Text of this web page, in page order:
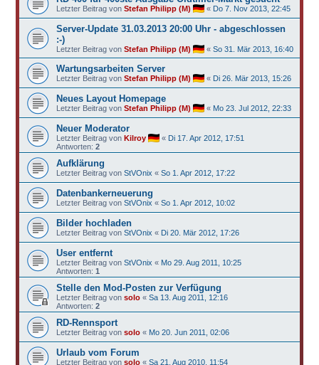
Letzter Beitrag von Stefan Philipp (M) « Do 7. Nov 2013, 22:45
Server-Update 31.03.2013 20:00 Uhr - abgeschlossen
:-)
Letzter Beitrag von Stefan Philipp (M) « So 31. Mär 2013, 16:40
Wartungsarbeiten Server
Letzter Beitrag von Stefan Philipp (M) « Di 26. Mär 2013, 15:26
Neues Layout Homepage
Letzter Beitrag von Stefan Philipp (M) « Mo 23. Jul 2012, 22:33
Neuer Moderator
Letzter Beitrag von Kilroy « Di 17. Apr 2012, 17:51
Antworten: 2
Aufklärung
Letzter Beitrag von StVOnix « So 1. Apr 2012, 17:22
Datenbankerneuerung
Letzter Beitrag von StVOnix « So 1. Apr 2012, 10:02
Bilder hochladen
Letzter Beitrag von StVOnix « Di 20. Mär 2012, 17:26
User entfernt
Letzter Beitrag von StVOnix « Mo 29. Aug 2011, 10:25
Antworten: 1
Stelle den Mod-Posten zur Verfügung
Letzter Beitrag von solo« Sa 13. Aug 2011, 12:16
Antworten: 2
RD-Rennsport
Letzter Beitrag von solo« Mo 20. Jun 2011, 02:06
Urlaub vom Forum
Letzter Beitrag von solo« Sa 21. Aug 2010, 11:54